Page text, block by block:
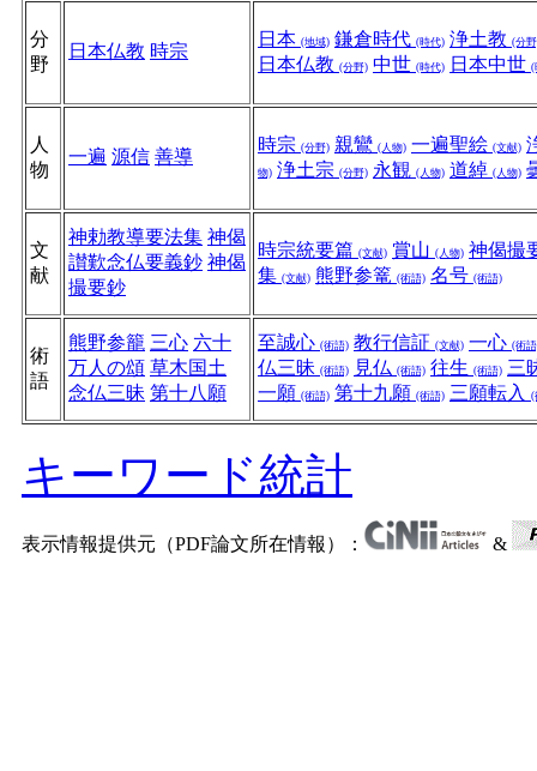
分
野
日本仏教 時宗
日本 (地域) 鎌倉時代 (時代) 浄土教 (分
日本仏教 (分野) 中世 (時代) 日本中世 (
人
物
一遍 源信 善導
時宗 (分野) 親鸞 (人物) 一遍聖絵 (文献)
物) 浄土宗 (分野) 永観 (人物) 道綽 (人物)
文
献
神勅教導要法集 神偈
讃歎念仏要義鈔 神偈
撮要鈔
時宗統要篇 (文献) 賞山 (人物) 神偈撮
集 (文献) 熊野参篭 (術語) 名号 (術語)
術
語
熊野参籠 三心 六十
万人の頌 草木国土
念仏三昧 第十八願
至誠心 (術語) 教行信証 (文献) 一心 (術
仏三昧 (術語) 見仏 (術語) 往生 (術語) 三
一願 (術語) 第十九願 (術語) 三願転入 (
キーワード統計
表示情報提供元（PDF論文所在情報）： &